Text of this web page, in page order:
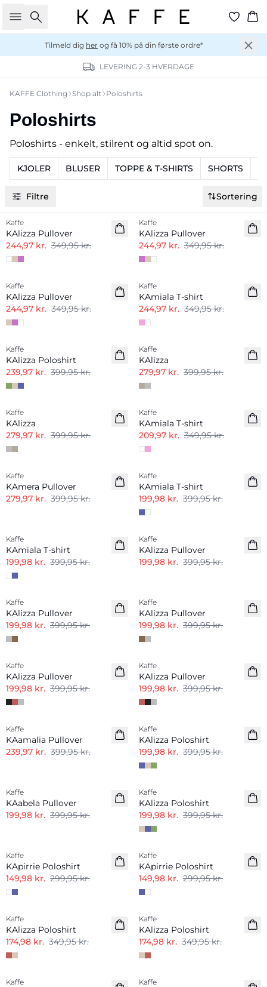
Søg
Tilmeld dig her og få 10% på din første ordre*
LEVERING 2-3 HVERDAGE
KAFFE Clothing Shop alt Poloshirts
Poloshirts
Poloshirts - enkelt, stilrent og altid spot on.
KJOLER BLUSER TOPPE & T-SHIRTS SHORTS
Filtre Sortering
-30%
Kaffe
KAlizza Pullover
244,97 kr. 349,95 kr.
Kaffe
KAlizza Pullover
244,97 kr. 349,95 kr.
-30%
Kaffe
KAlizza Pullover
244,97 kr. 349,95 kr.
-30%
Kaffe
KAmiala T-shirt
244,97 kr. 349,95 kr.
-40%
Kaffe
KAlizza Poloshirt
239,97 kr. 399,95 kr.
-30%
Kaffe
KAlizza
279,97 kr. 399,95 kr.
-30%
Kaffe
KAlizza
279,97 kr. 399,95 kr.
-40%
Kaffe
KAmiala T-shirt
209,97 kr. 349,95 kr.
-30%
Kaffe
KAmera Pullover
279,97 kr. 399,95 kr.
-50%
Kaffe
KAmiala T-shirt
199,98 kr. 399,95 kr.
Kaffe
KAmiala T-shirt
199,98 kr. 399,95 kr.
-50%
Kaffe
KAlizza Pullover
199,98 kr. 399,95 kr.
-50%
Kaffe
KAlizza Pullover
199,98 kr. 399,95 kr.
Kaffe
KAlizza Pullover
199,98 kr. 399,95 kr.
-50%
Kaffe
KAlizza Pullover
199,98 kr. 399,95 kr.
-50%
Kaffe
KAlizza Pullover
199,98 kr. 399,95 kr.
-40%
Kaffe
KAamalia Pullover
239,97 kr. 399,95 kr.
-50%
Kaffe
KAlizza Poloshirt
199,98 kr. 399,95 kr.
Kaffe
KAabela Pullover
199,98 kr. 399,95 kr.
-50%
Kaffe
KAlizza Poloshirt
199,98 kr. 399,95 kr.
Kaffe
KApirrie Poloshirt
149,98 kr. 299,95 kr.
-50%
Kaffe
KApirrie Poloshirt
149,98 kr. 299,95 kr.
-50%
Kaffe
KAlizza Poloshirt
174,98 kr. 349,95 kr.
-50%
Kaffe
KAlizza Poloshirt
174,98 kr. 349,95 kr.
-50%
Kaffe
-50%
Kaffe